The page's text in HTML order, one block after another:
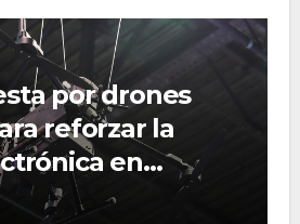
por drones
reforzar la
en
terrestres